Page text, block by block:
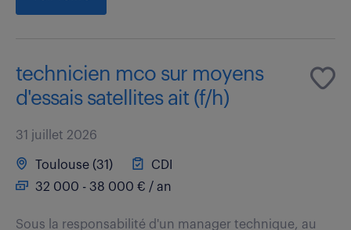
technicien mco sur moyens
d'essais satellites ait (f/h)
31 juillet 2026
Toulouse (31)
CDI
32 000 - 38 000 € / an
Sous la responsabilité d'un manager technique, au